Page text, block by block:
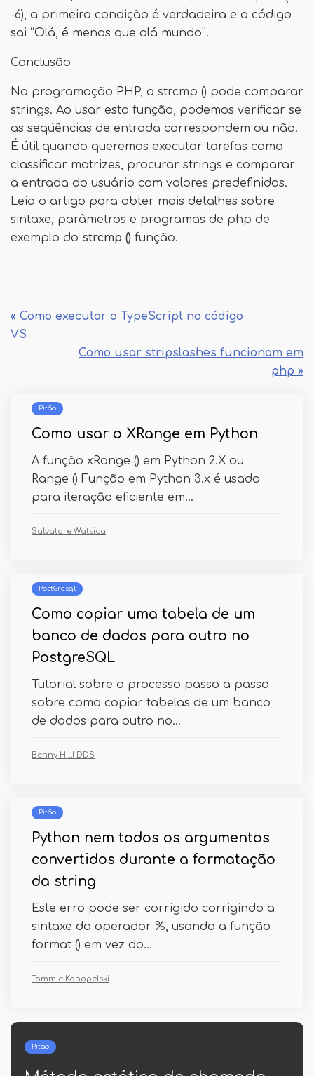
-6), a primeira condição é verdadeira e o código
sai “Olá, é menos que olá mundo”.
Conclusão
Na programação PHP, o strcmp () pode comparar
strings. Ao usar esta função, podemos verificar se
as seqüências de entrada correspondem ou não.
É útil quando queremos executar tarefas como
classificar matrizes, procurar strings e comparar
a entrada do usuário com valores predefinidos.
Leia o artigo para obter mais detalhes sobre
sintaxe, parâmetros e programas de php de
exemplo do strcmp () função.
« Como executar o TypeScript no código
VS
Como usar stripslashes funcionam em
php »
Pitão
Como usar o XRange em Python
A função xRange () em Python 2.X ou
Range () Função em Python 3.x é usado
para iteração eficiente em...
Salvatore Watsica
PostGresql
Como copiar uma tabela de um
banco de dados para outro no
PostgreSQL
Tutorial sobre o processo passo a passo
sobre como copiar tabelas de um banco
de dados para outro no...
Benny Hilll DDS
Pitão
Python nem todos os argumentos
convertidos durante a formatação
da string
Este erro pode ser corrigido corrigindo a
sintaxe do operador %, usando a função
format () em vez do...
Tommie Konopelski